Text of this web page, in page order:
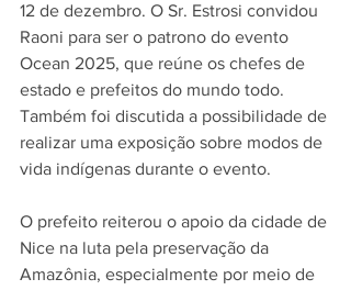
12 de dezembro. O Sr. Estrosi convidou
Raoni para ser o patrono do evento
Ocean 2025, que reúne os chefes de
estado e prefeitos do mundo todo.
Também foi discutida a possibilidade de
realizar uma exposição sobre modos de
vida indígenas durante o evento.
O prefeito reiterou o apoio da cidade de
Nice na luta pela preservação da
Amazônia, especialmente por meio de